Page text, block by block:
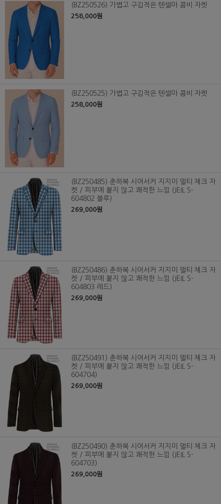
(BZ250526) 가볍고 구김적은 텐셀마 콤비 자켓
258,000원
(BZ250525) 가볍고 구김적은 텐셀마 콤비 자켓
258,000원
(BZ250485) 춘하복 시어서커 지지미 멀티 체크 자
켓 / 피부에 붙지 않고 쾌적한 느낌 (JEIL S-
604802 블루)
269,000원
(BZ250486) 춘하복 시어서커 지지미 멀티 체크 자
켓 / 피부에 붙지 않고 쾌적한 느낌 (JEIL S-
604803 레드)
269,000원
(BZ250491) 춘하복 시어서커 지지미 멀티 체크 자
켓 / 피부에 붙지 않고 쾌적한 느낌 (JEIL S-
604704)
269,000원
(BZ250490) 춘하복 시어서커 지지미 멀티 체크 자
켓 / 피부에 붙지 않고 쾌적한 느낌 (JEIL S-
604703)
269,000원